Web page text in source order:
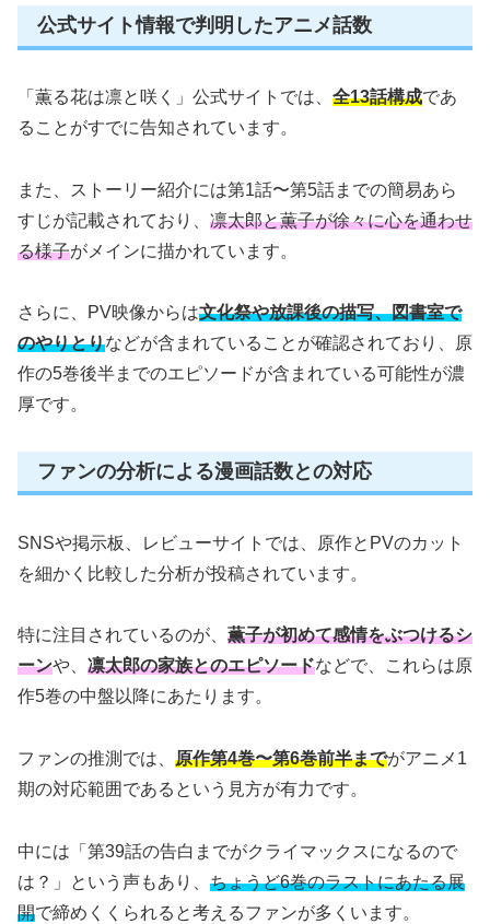
公式サイト情報で判明したアニメ話数
「薫る花は凛と咲く」公式サイトでは、 全13話構成であ
ることがすでに告知されています。
また、ストーリー紹介には第1話〜第5話までの簡易あら
すじが記載されており、 凛太郎と薫子が徐々に心を通わせ
る様子がメインに描かれています。
さらに、PV映像からは文化祭や放課後の描写、図書室で
のやりとりなどが含まれていることが確認されており、原
作の5巻後半までのエピソードが含まれている可能性が濃
厚です。
ファンの分析による漫画話数との対応
SNSや掲示板、レビューサイトでは、原作とPVのカット
を細かく比較した分析が投稿されています。
特に注目されているのが、 薫子が初めて感情をぶつけるシ
ーンや、 凛太郎の家族とのエピソードなどで、これらは原
作5巻の中盤以降にあたります。
ファンの推測では、 原作第4巻〜第6巻前半までがアニメ1
期の対応範囲であるという見方が有力です。
中には「第39話の告白までがクライマックスになるので
は？」という声もあり、 ちょうど6巻のラストにあたる展
開で締めくくられると考えるファンが多くいます。